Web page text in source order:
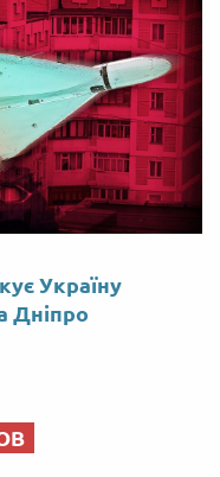
Україну
Дніпро